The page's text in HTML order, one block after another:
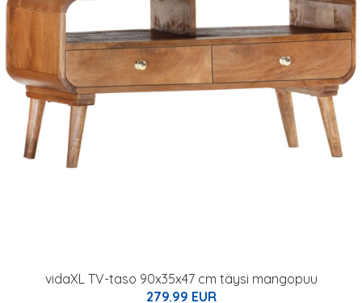
vidaXL TV-taso 90x35x47 cm täysi mangopuu
279.99 EUR